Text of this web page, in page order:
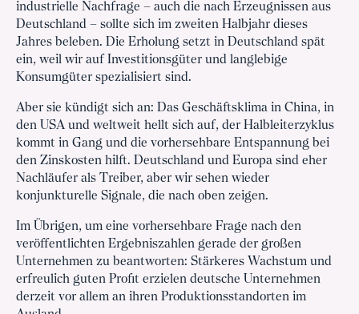
industrielle Nachfrage – auch die nach Erzeugnissen aus
Deutschland – sollte sich im zweiten Halbjahr dieses
Jahres beleben. Die Erholung setzt in Deutschland spät
ein, weil wir auf Investitionsgüter und langlebige
Konsumgüter spezialisiert sind.
Aber sie kündigt sich an: Das Geschäftsklima in China, in
den USA und weltweit hellt sich auf, der Halbleiterzyklus
kommt in Gang und die vorhersehbare Entspannung bei
den Zinskosten hilft. Deutschland und Europa sind eher
Nachläufer als Treiber, aber wir sehen wieder
konjunkturelle Signale, die nach oben zeigen.
Im Übrigen, um eine vorhersehbare Frage nach den
veröffentlichten Ergebniszahlen gerade der großen
Unternehmen zu beantworten: Stärkeres Wachstum und
erfreulich guten Profit erzielen deutsche Unternehmen
derzeit vor allem an ihren Produktionsstandorten im